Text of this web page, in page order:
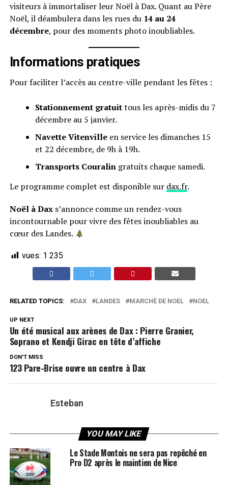
visiteurs à immortaliser leur Noël à Dax. Quant au Père
Noël, il déambulera dans les rues du 14 au 24
décembre, pour des moments photo inoubliables.
Informations pratiques
Pour faciliter l’accès au centre-ville pendant les fêtes :
Stationnement gratuittous les après-midis du 7
décembre au 5 janvier.
Navette Vitenvilleen service les dimanches 15
et 22 décembre, de 9h à 19h.
Transports Couralingratuits chaque samedi.
Le programme complet est disponible sur dax.fr.
Noël à Daxs’annonce comme un rendez-vous
incontournable pour vivre des fêtes inoubliables au
cœur des Landes.
vues: 1 235
RELATED TOPICS: DAX LANDES MARCHÉ DE NOEL NOEL
UP NEXT
Un été musical aux arènes de Dax : Pierre Granier,
Soprano et Kendji Girac en tête d’affiche
DON'T MISS
123 Pare-Brise ouvre un centre à Dax
Esteban
YOU MAY LIKE
Le Stade Montois ne sera pas repêché en
Pro D2 après le maintien de Nice